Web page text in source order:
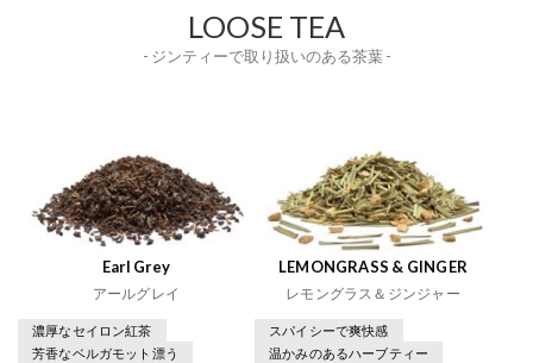
LOOSE TEA
- ジンティーで取り扱いのある茶葉 -
Earl Grey
アールグレイ
濃厚なセイロン紅茶
芳香なベルガモット漂う
LEMONGRASS & GINGER
レモングラス＆ジンジャー
スパイシーで爽快感
温かみのあるハーブティー